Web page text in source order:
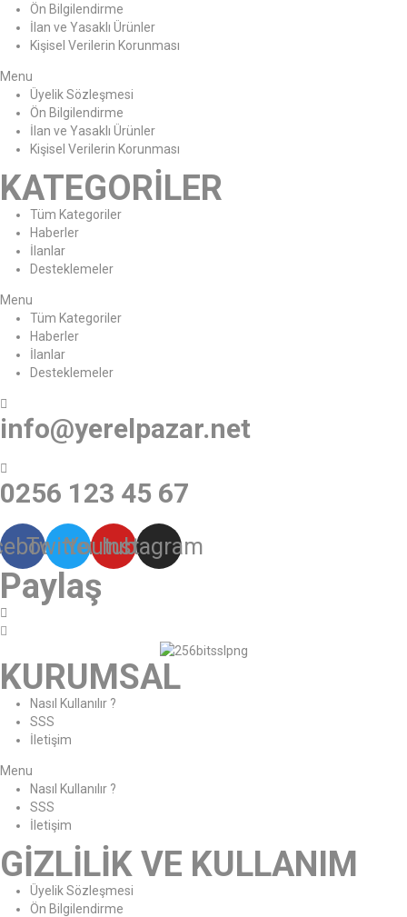
Ön Bilgilendirme
İlan ve Yasaklı Ürünler
Kişisel Verilerin Korunması
Menu
Üyelik Sözleşmesi
Ön Bilgilendirme
İlan ve Yasaklı Ürünler
Kişisel Verilerin Korunması
KATEGORİLER
Tüm Kategoriler
Haberler
İlanlar
Desteklemeler
Menu
Tüm Kategoriler
Haberler
İlanlar
Desteklemeler
info@yerelpazar.net
0256 123 45 67
TwitterYoutube
Instagram
Paylaş
KURUMSAL
Nasıl Kullanılır ?
SSS
İletişim
Menu
Nasıl Kullanılır ?
SSS
İletişim
GİZLİLİK VE KULLANIM
Üyelik Sözleşmesi
Ön Bilgilendirme